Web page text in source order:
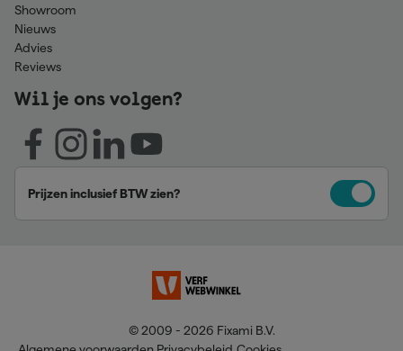
Showroom
Nieuws
Advies
Reviews
Wil je ons volgen?
Prijzen inclusief BTW zien?
© 2009 - 2026 Fixami B.V.